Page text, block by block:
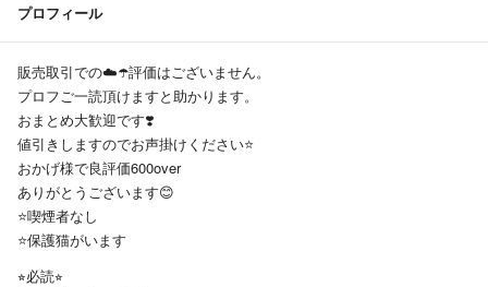
プロフィール
販売取引での☁️☂️評価はございません。
プロフご一読頂けますと助かります。
おまとめ大歓迎です❣️
値引きしますのでお声掛けください⭐️
おかげ様で良評価600over
ありがとうございます😊
⭐️喫煙者なし
⭐️保護猫がいます
⭐︎必読⭐︎